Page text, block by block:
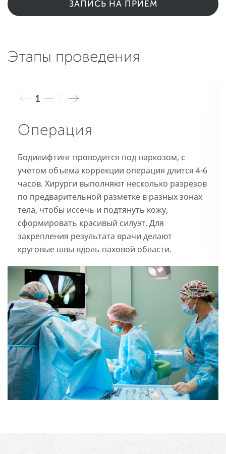
ЗАПИСЬ НА ПРИЕМ
Этапы проведения
1
Операция
Бодилифтинг проводится под наркозом, с
учетом объема коррекции операция длится 4-6
часов. Хирурги выполняют несколько разрезов
по предварительной разметке в разных зонах
тела, чтобы иссечь и подтянуть кожу,
сформировать красивый силуэт. Для
закрепления результата врачи делают
круговые швы вдоль паховой области.